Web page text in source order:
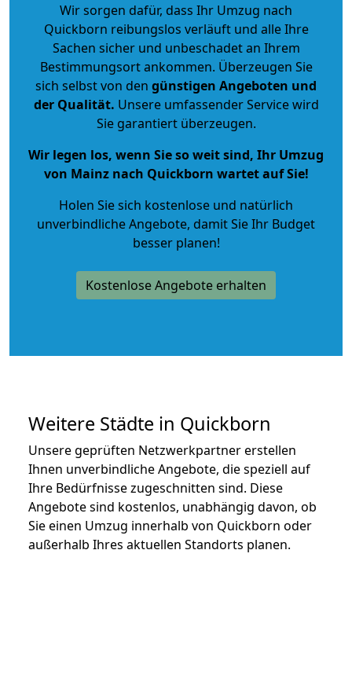
Wir sorgen dafür, dass Ihr Umzug nach
Quickborn reibungslos verläuft und alle Ihre
Sachen sicher und unbeschadet an Ihrem
Bestimmungsort ankommen. Überzeugen Sie
sich selbst von den günstigen Angeboten und
der Qualität. Unsere umfassender Service wird
Sie garantiert überzeugen.
Wir legen los, wenn Sie so weit sind, Ihr Umzug
von Mainz nach Quickborn wartet auf Sie!
Holen Sie sich kostenlose und natürlich
unverbindliche Angebote, damit Sie Ihr Budget
besser planen!
Kostenlose Angebote erhalten
Weitere Städte in Quickborn
Unsere geprüften Netzwerkpartner erstellen
Ihnen unverbindliche Angebote, die speziell auf
Ihre Bedürfnisse zugeschnitten sind. Diese
Angebote sind kostenlos, unabhängig davon, ob
Sie einen Umzug innerhalb von Quickborn oder
außerhalb Ihres aktuellen Standorts planen.